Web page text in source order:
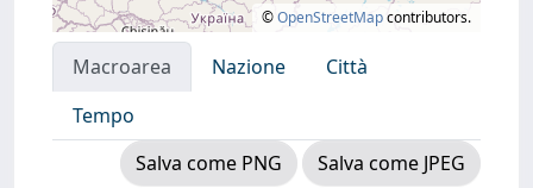
©OpenStreetMapcontributors.
Macroarea Nazione
Città
Tempo
Salva come PNG
Salva come JPEG